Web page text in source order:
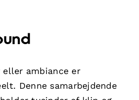
ambiance er
Denne samarbejdende